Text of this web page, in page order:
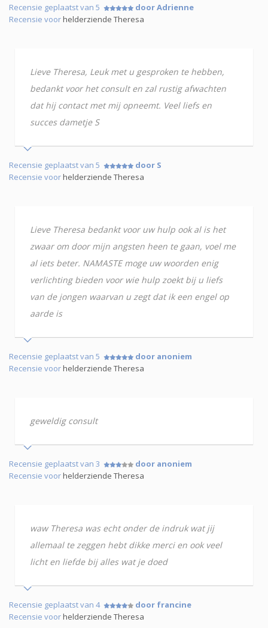
Recensie geplaatst van 5
door Adrienne
Recensie voorhelderziende Theresa
Lieve Theresa, Leuk met u gesproken te hebben,
bedankt voor het consult en zal rustig afwachten
dat hij contact met mij opneemt. Veel liefs en
succes dametje S
Recensie geplaatst van 5
door S
Recensie voorhelderziende Theresa
Lieve Theresa bedankt voor uw hulp ook al is het
zwaar om door mijn angsten heen te gaan, voel me
al iets beter. NAMASTE moge uw woorden enig
verlichting bieden voor wie hulp zoekt bij u liefs
van de jongen waarvan u zegt dat ik een engel op
aarde is
Recensie geplaatst van 5
door anoniem
Recensie voorhelderziende Theresa
geweldig consult
Recensie geplaatst van 3
door anoniem
Recensie voorhelderziende Theresa
waw Theresa was echt onder de indruk wat jij
allemaal te zeggen hebt dikke merci en ook veel
licht en liefde bij alles wat je doed
Recensie geplaatst van 4
door francine
Recensie voorhelderziende Theresa